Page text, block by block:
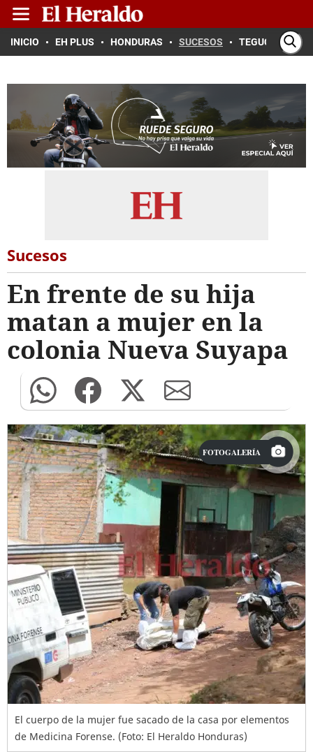
INICIO EH PLUS HONDURAS SUCESOS TEGUCIGALPA
Sucesos
En frente de su hija
matan a mujer en la
colonia Nueva Suyapa
FOTOGALERÍA
El cuerpo de la mujer fue sacado de la casa por elementos
de Medicina Forense. (Foto: El Heraldo Honduras)